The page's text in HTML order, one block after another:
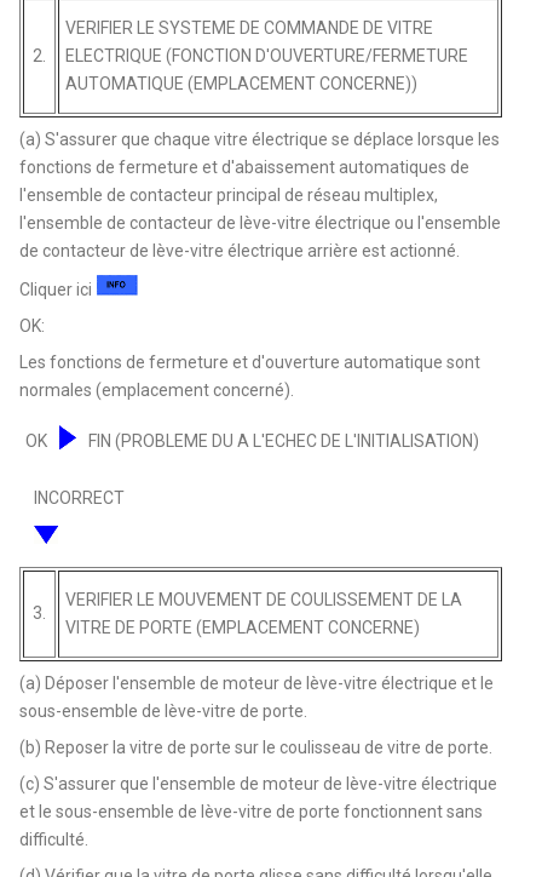
2.
VERIFIER LE SYSTEME DE COMMANDE DE VITRE
ELECTRIQUE (FONCTION D'OUVERTURE/FERMETURE
AUTOMATIQUE (EMPLACEMENT CONCERNE))
(a) S'assurer que chaque vitre électrique se déplace lorsque les
fonctions de fermeture et d'abaissement automatiques de
l'ensemble de contacteur principal de réseau multiplex,
l'ensemble de contacteur de lève-vitre électrique ou l'ensemble
de contacteur de lève-vitre électrique arrière est actionné.
Cliquer ici
OK:
Les fonctions de fermeture et d'ouverture automatique sont
normales (emplacement concerné).
OK FIN (PROBLEME DU A L'ECHEC DE L'INITIALISATION)
INCORRECT
3.
VERIFIER LE MOUVEMENT DE COULISSEMENT DE LA
VITRE DE PORTE (EMPLACEMENT CONCERNE)
(a) Déposer l'ensemble de moteur de lève-vitre électrique et le
sous-ensemble de lève-vitre de porte.
(b) Reposer la vitre de porte sur le coulisseau de vitre de porte.
(c) S'assurer que l'ensemble de moteur de lève-vitre électrique
et le sous-ensemble de lève-vitre de porte fonctionnent sans
difficulté.